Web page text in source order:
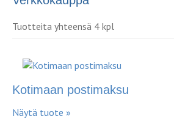
Tuotteita yhteensä 4 kpl
Kotimaan postimaksu
Näytä tuote »